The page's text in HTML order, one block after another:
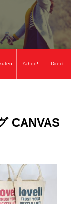
CANVAS
Yahoo! Direct